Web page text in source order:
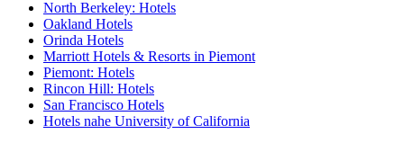
North Berkeley: Hotels
Oakland Hotels
Orinda Hotels
Marriott Hotels & Resorts in Piemont
Piemont: Hotels
Rincon Hill: Hotels
San Francisco Hotels
Hotels nahe University of California